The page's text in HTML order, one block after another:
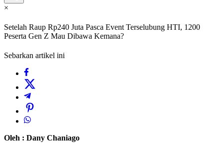
×
Setelah Raup Rp240 Juta Pasca Event Terselubung HTI, 1200
Peserta Gen Z Mau Dibawa Kemana?
Sebarkan artikel ini
Oleh : Dany Chaniago